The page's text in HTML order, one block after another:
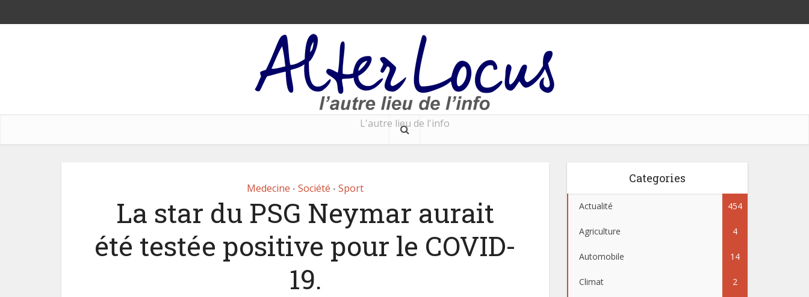
L'autre lieu de l'info
Medecine • Société • Sport
La star du PSG Neymar aurait
été testée positive pour le COVID-
19.
Categories
Actualité 454
Agriculture 4
Automobile 14
Climat 2